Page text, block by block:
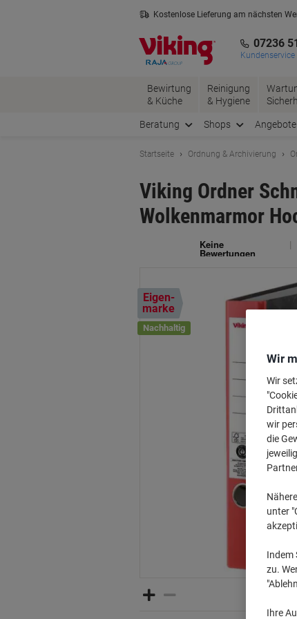
Kostenlose Lieferung am nächsten
07236
Kundenservice
Bewirtung
& Küche
Reinigung
& Hygiene
Beratung Shops
Startseite Ordnung & Archivierung
Viking Ordner
Wolkenmarmor
Eigen-
marke
Nachhaltig
Wir
Wir
wir
die
unter
Indem
zu.
Ihre